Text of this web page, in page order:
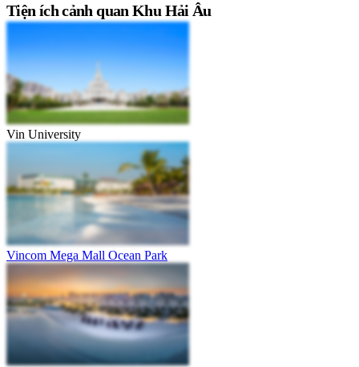
Tiện ích cảnh quan Khu Hải Âu
Vin University
Vincom Mega Mall Ocean Park